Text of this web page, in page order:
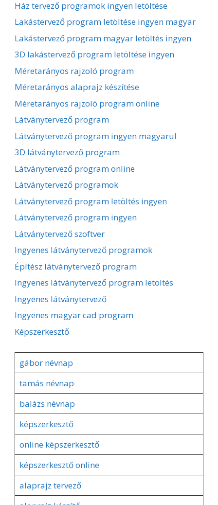
Ház tervező programok ingyen letöltése
Lakástervező program letöltése ingyen magyar
Lakástervező program magyar letöltés ingyen
3D lakástervező program letöltése ingyen
Méretarányos rajzoló program
Méretarányos alaprajz készítése
Méretarányos rajzoló program online
Látványtervező program
Látványtervező program ingyen magyarul
3D látványtervező program
Látványtervező program online
Látványtervező programok
Látványtervező program letöltés ingyen
Látványtervező program ingyen
Látványtervező szoftver
Ingyenes látványtervező programok
Építész látványtervező program
Ingyenes látványtervező program letöltés
Ingyenes látványtervező
Ingyenes magyar cad program
Képszerkesztő
gábor névnap
tamás névnap
balázs névnap
képszerkesztő
online képszerkesztő
képszerkesztő online
alaprajz tervező